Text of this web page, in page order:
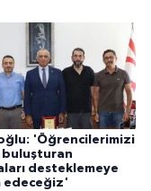
'Öğrencilerimizi
desteklemeye
edeceğiz'